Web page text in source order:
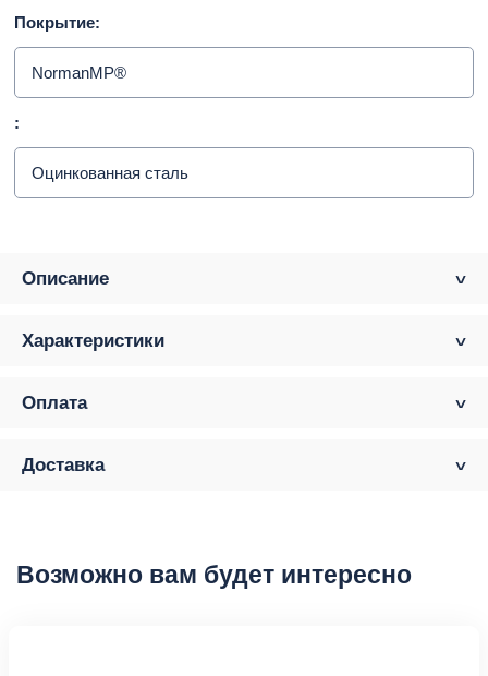
Покрытие:
NormanMP®
:
Оцинкованная сталь
Описание
Характеристики
Оплата
Доставка
Возможно вам будет интересно